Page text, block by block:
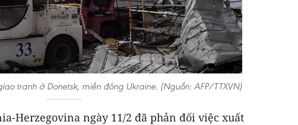
tranh ở Donetsk, miền đông Ukraine. (Nguồn: AFP/TTXVN)
Herzegovina ngày 11/2 đã phản đối việc xuất